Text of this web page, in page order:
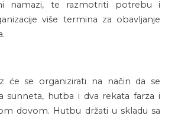
namazi, te razmotriti potrebu i
više termina za obavljanje
će se organizirati na način da se
sunneta, hutba i dva rekata farza i
dovom. Hutbu držati u skladu sa